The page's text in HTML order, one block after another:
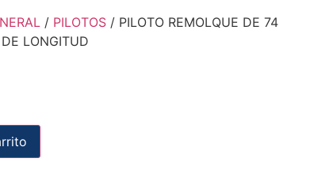
/ PILOTOS / PILOTO REMOLQUE DE 74
LONGITUD